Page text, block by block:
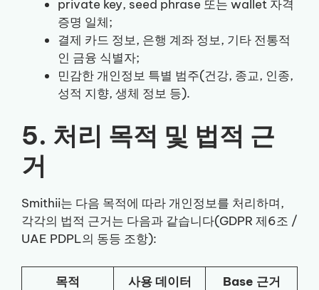
private key, seed phrase 또는 wallet 자격
증명 일체;
결제 카드 정보, 은행 계좌 정보, 기타 전통적
인 금융 식별자;
민감한 개인정보 특별 범주(건강, 종교, 인종,
성적 지향, 생체 정보 등).
5. 처리 목적 및 법적 근
거
Smithii는 다음 목적에 따라 개인정보를 처리하며,
각각의 법적 근거는 다음과 같습니다(GDPR 제6조 /
UAE PDPL의 동등 조항):
목적 사용 데이터
Base 근거